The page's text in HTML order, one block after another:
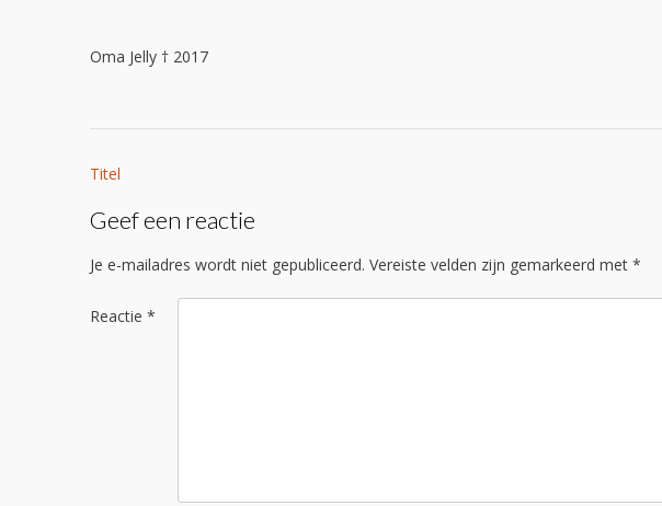
Oma Jelly † 2017
Bericht
Titel
Geef een reactie
Je e-mailadres wordt niet gepubliceerd. Vereiste velden zijn gemarkeerd met *
Reactie *